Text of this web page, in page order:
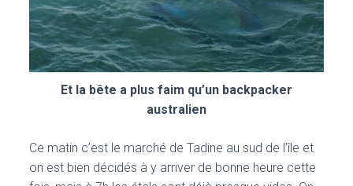
Et la bête a plus faim qu’un backpacker
australien
Ce matin c’est le marché de Tadine au sud de l’île et
on est bien décidés à y arriver de bonne heure cette